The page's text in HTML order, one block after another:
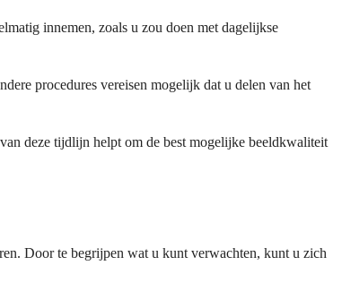
innemen, zoals u zou doen met dagelijkse
procedures vereisen mogelijk dat u delen van het
deze tijdlijn helpt om de best mogelijke beeldkwaliteit
Door te begrijpen wat u kunt verwachten, kunt u zich